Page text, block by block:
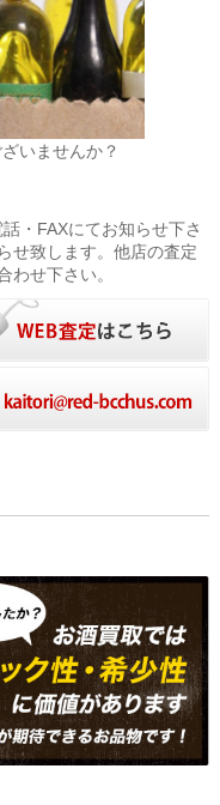
いませんか？
・FAXにてお知らせ下さ
せ致します。他店の査定
わせ下さい。